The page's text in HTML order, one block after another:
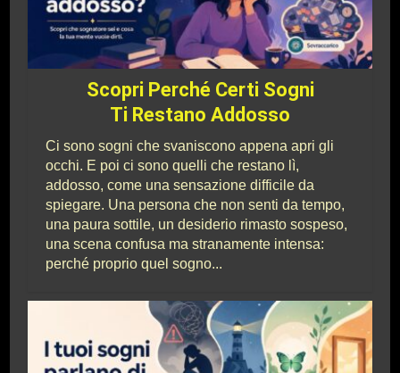
Scopri Perché Certi Sogni
Ti Restano Addosso
Ci sono sogni che svaniscono appena apri gli
occhi. E poi ci sono quelli che restano lì,
addosso, come una sensazione difficile da
spiegare. Una persona che non senti da tempo,
una paura sottile, un desiderio rimasto sospeso,
una scena confusa ma stranamente intensa:
perché proprio quel sogno...